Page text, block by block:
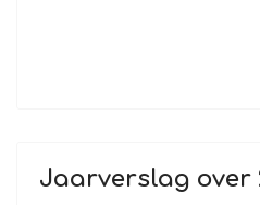
Jaarverslag over